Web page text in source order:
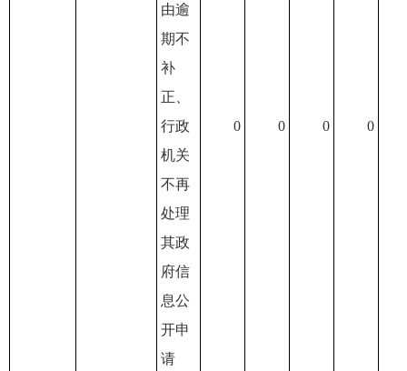
由逾
期不
补
正、
行政
机关
不再
处理
其政
府信
息公
开申
请
0 0 0 0